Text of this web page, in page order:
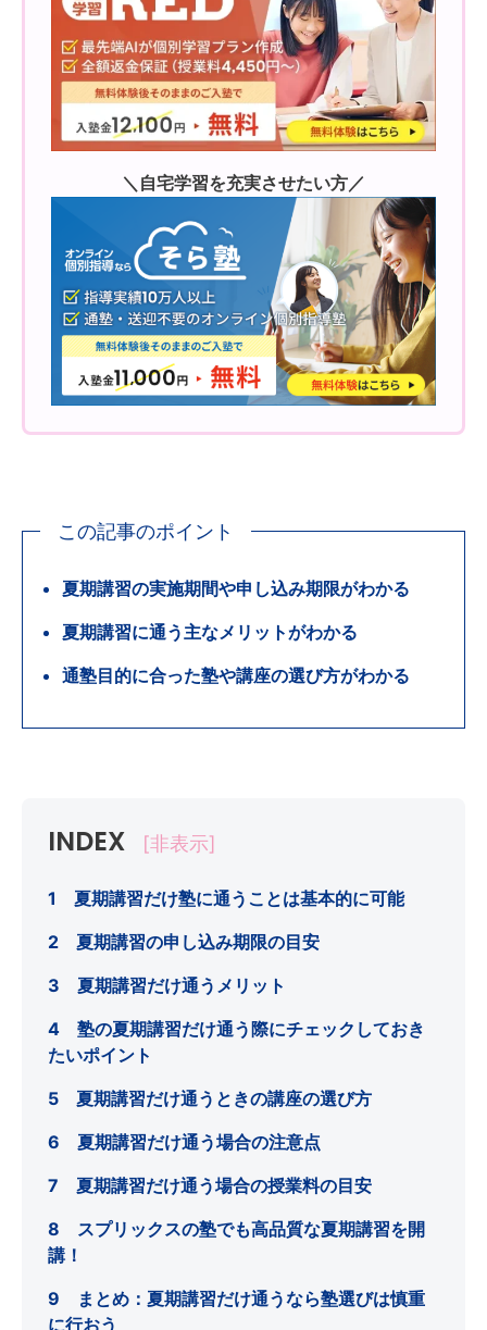
＼自宅学習を充実させたい方／
この記事のポイント
夏期講習の実施期間や申し込み期限がわかる
夏期講習に通う主なメリットがわかる
通塾目的に合った塾や講座の選び方がわかる
INDEX [非表示]
1 夏期講習だけ塾に通うことは基本的に可能
2 夏期講習の申し込み期限の目安
3 夏期講習だけ通うメリット
4 塾の夏期講習だけ通う際にチェックしておき
たいポイント
5 夏期講習だけ通うときの講座の選び方
6 夏期講習だけ通う場合の注意点
7 夏期講習だけ通う場合の授業料の目安
8 スプリックスの塾でも高品質な夏期講習を開
講！
9 まとめ：夏期講習だけ通うなら塾選びは慎重
に行おう